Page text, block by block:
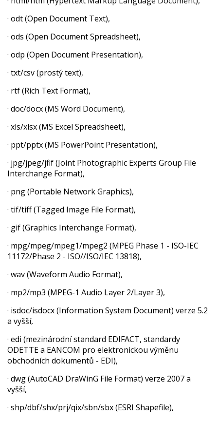
· odt (Open Document Text),
· ods (Open Document Spreadsheet),
· odp (Open Document Presentation),
· txt/csv (prostý text),
· rtf (Rich Text Format),
· doc/docx (MS Word Document),
· xls/xlsx (MS Excel Spreadsheet),
· ppt/pptx (MS PowerPoint Presentation),
· jpg/jpeg/jfif (Joint Photographic Experts Group File
Interchange Format),
· png (Portable Network Graphics),
· tif/tiff (Tagged Image File Format),
· gif (Graphics Interchange Format),
· mpg/mpeg/mpeg1/mpeg2 (MPEG Phase 1 - ISO-IEC
11172/Phase 2 - ISO//ISO/IEC 13818),
· wav (Waveform Audio Format),
· mp2/mp3 (MPEG-1 Audio Layer 2/Layer 3),
· isdoc/isdocx (Information System Document) verze 5.2
a vyšší,
· edi (mezinárodní standard EDIFACT, standardy
ODETTE a EANCOM pro elektronickou výměnu
obchodních dokumentů - EDI),
· dwg (AutoCAD DraWinG File Format) verze 2007 a
vyšší,
· shp/dbf/shx/prj/qix/sbn/sbx (ESRI Shapefile),